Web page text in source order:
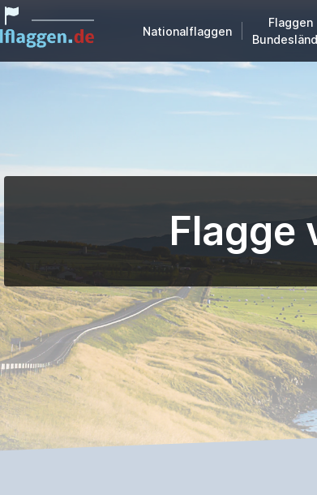
Nationalflaggen
Flaggen
Flagge